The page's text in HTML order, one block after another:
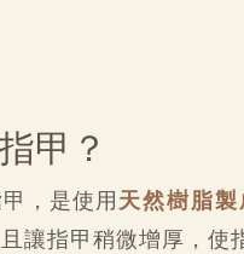
甲？
，是使用 天然樹脂製
讓指甲稍微增厚，使